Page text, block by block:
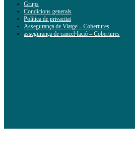
Grups
Condicions generals
Política de privacitat
Assegurança de Viatge – Cobertures
assegurança de cancel·lació – Cobertures